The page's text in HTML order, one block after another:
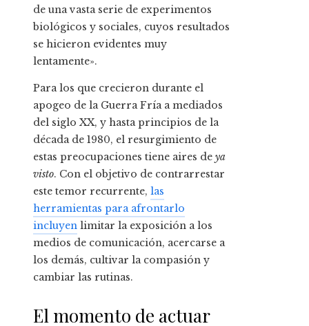
de una vasta serie de experimentos
biológicos y sociales, cuyos resultados
se hicieron evidentes muy
lentamente».
Para los que crecieron durante el
apogeo de la Guerra Fría a mediados
del siglo XX, y hasta principios de la
década de 1980, el resurgimiento de
estas preocupaciones tiene aires de ya
visto. Con el objetivo de contrarrestar
este temor recurrente, las
herramientas para afrontarlo
incluyen limitar la exposición a los
medios de comunicación, acercarse a
los demás, cultivar la compasión y
cambiar las rutinas.
El momento de actuar